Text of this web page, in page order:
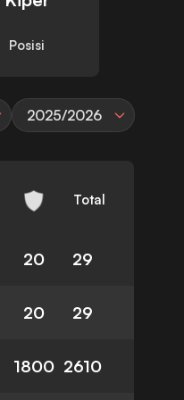
Posisi
2025/2026
Total
20 29
20 29
1800 2610